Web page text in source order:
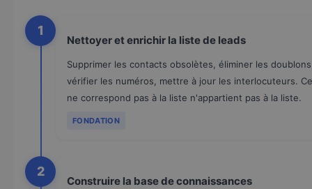
1
Nettoyer et enrichir la liste de leads
Supprimer les contacts obsolètes, éliminer les
vérifier les numéros, mettre à jour les interlocuteurs.
ne correspond pas à la liste n'appartient pas à la liste.
FONDATION
2
Construire la base de connaissances